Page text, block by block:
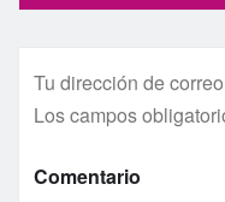
Tu dirección de
Los campos
Comentario